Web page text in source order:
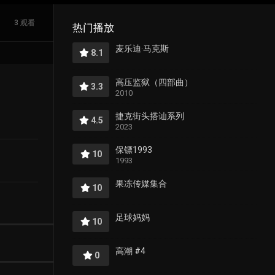
3 观看 热门播放
8.1 麦乐迪·马克斯
3.3 高压监狱（四部曲）
2010
4.5 捷克街头搭讪系列
2023
10 保镖1993
1993
10 果冻传媒集合
10 足球妈妈
0 高潮 #4